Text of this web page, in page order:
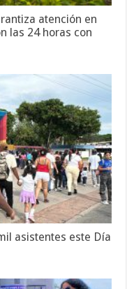
atención en
las 24 horas con
asistentes este Día